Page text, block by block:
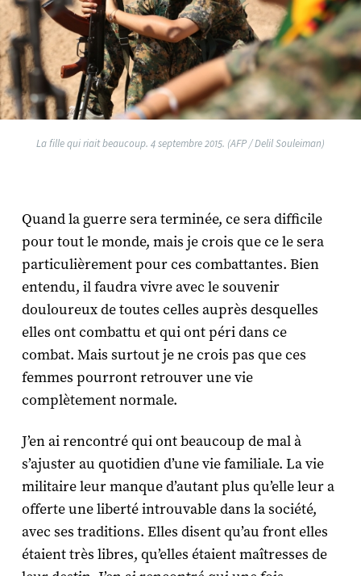
La fille qui riait beaucoup. 4 septembre 2015. (AFP / Delil Souleiman)
Quand la guerre sera terminée, ce sera difficile
pour tout le monde, mais je crois que ce le sera
particulièrement pour ces combattantes. Bien
entendu, il faudra vivre avec le souvenir
douloureux de toutes celles auprès desquelles
elles ont combattu et qui ont péri dans ce
combat. Mais surtout je ne crois pas que ces
femmes pourront retrouver une vie
complètement normale.
J’en ai rencontré qui ont beaucoup de mal à
s’ajuster au quotidien d’une vie familiale. La vie
militaire leur manque d’autant plus qu’elle leur a
offerte une liberté introuvable dans la société,
avec ses traditions. Elles disent qu’au front elles
étaient très libres, qu’elles étaient maîtresses de